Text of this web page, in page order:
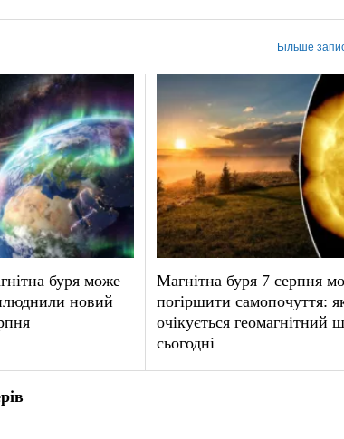
Більше
буря може
новий
Магнітна буря 7 серпня
погіршити самопочуття:
очікується геомагнітний
сьогодні